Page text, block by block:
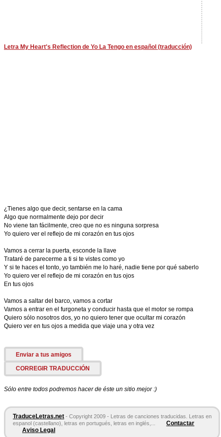
Letra My Heart's Reflection de Yo La Tengo en español (traducción)
¿Tienes algo que decir, sentarse en la cama
Algo que normalmente dejo por decir
No viene tan fácilmente, creo que no es ninguna sorpresa
Yo quiero ver el reflejo de mi corazón en tus ojos
Vamos a cerrar la puerta, esconde la llave
Trataré de parecerme a ti si te vistes como yo
Y si te haces el tonto, yo también me lo haré, nadie tiene por qué saberlo
Yo quiero ver el reflejo de mi corazón en tus ojos
En tus ojos
Vamos a saltar del barco, vamos a cortar
Vamos a entrar en el furgoneta y conducir hasta que el motor se rompa
Quiero sólo nosotros dos, yo no quiero tener que ocultar mi corazón
Quiero ver en tus ojos a medida que viaje una y otra vez
Enviar a tus amigos
CORREGIR TRADUCCIÓN
Sólo entre todos podremos hacer de éste un sitio mejor :)
TraduceLetras.net - Copyright 2009 - Letras de canciones traducidas. Letras en
espanol (castellano), letras en portugués, letras en inglés,...
Contactar
Aviso Legal